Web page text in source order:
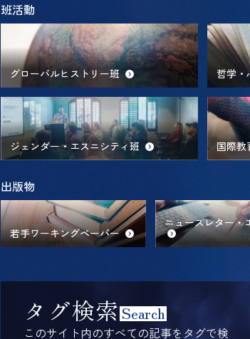
班活動
グローバルヒストリー班 哲学・
ジェンダー・エスニシティ班 国際教
出版物
若手ワーキングペーパー
ニューズレター・
タグ検索 Search
このサイト内のすべての記事をタグで検